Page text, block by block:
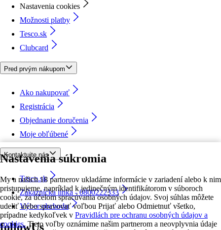
Nastavenia súkromia
My a našich 18 partnerov ukladáme informácie v zariadení alebo k nim
pristupujeme, napríklad k jedinečným identifikátorom v súboroch
cookie, za účelom spracúvania osobných údajov. Svoj súhlas môžete
udeliť alebo spravovať voľbou Prijať alebo Odmietnuť všetko,
prípadne kedykoľvek v Pravidlách pre ochranu osobných údajov a
cookies. Tieto voľby oznámime našim partnerom a neovplyvnia údaje
Nastavenia cookies
Možnosti platby
Tesco.sk
Clubcard
Pred prvým nákupom
Ako nakupovať
Registrácia
Objednanie doručenia
Moje obľúbené
Kontaktujte nás
Tesco.sk
Zákaznícka linka - 0800222333
Výber obchodu
followUs